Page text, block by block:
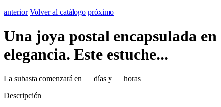
anterior Volver al catálogo próximo
Una joya postal encapsulada en
elegancia. Este estuche...
La subasta comenzará en días y
horas
Descripción